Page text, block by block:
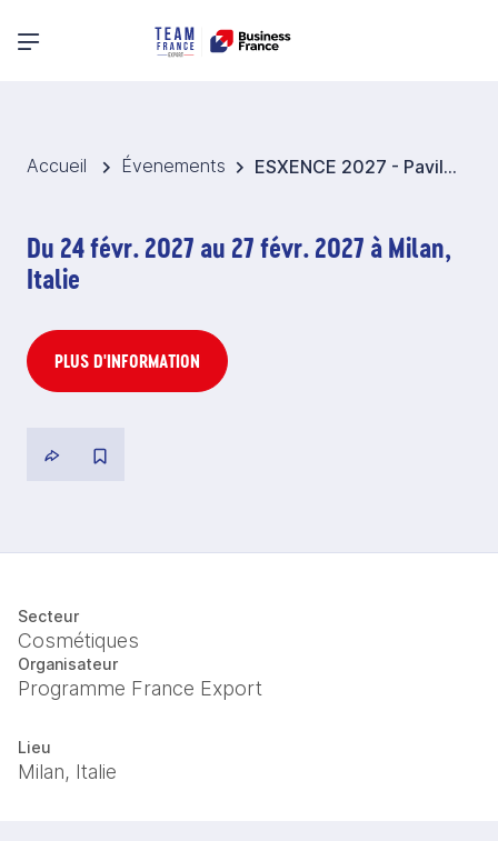
Menu principal
Accueil Évenements ESXENCE 2027 - Pavillon France Parfums de niche - Italie
Du 24 févr. 2027 au 27 févr. 2027 à Milan,
Italie
PLUS D'INFORMATION
Secteur
Cosmétiques
Organisateur
Programme France Export
Lieu
Milan, Italie